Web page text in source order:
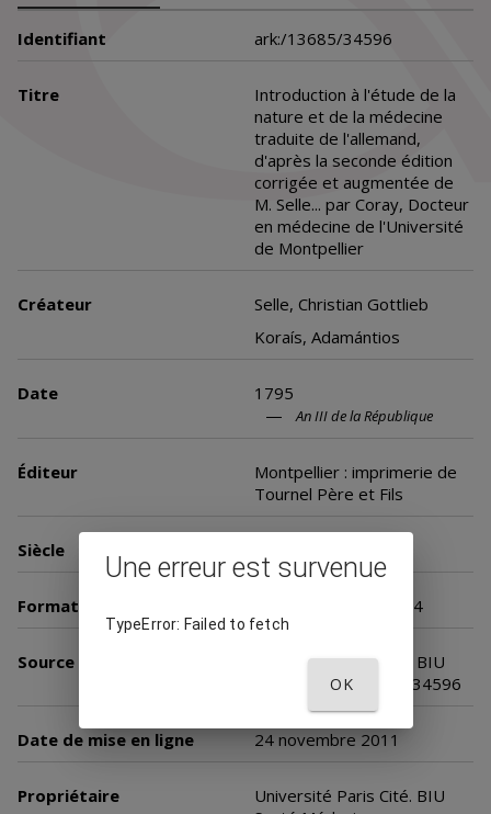
Identifiant ark:/13685/34596
Titre
Introduction à l'étude de la
nature et de la médecine
traduite de l'allemand,
d'après la seconde édition
corrigée et augmentée de
M. Selle... par Coray, Docteur
en médecine de l'Université
de Montpellier
Créateur
Selle, Christian Gottlieb
Koraís, Adamántios
Date 1795
An III de la République
Éditeur
Montpellier : imprimerie de
Tournel Père et Fils
Siècle
Format Nombre de vues : 344
Source
Université Paris Cité. BIU
Santé Médecine, inv. 34596
Date de mise en ligne 24 novembre 2011
Propriétaire
Université Paris Cité. BIU
Une erreur est survenue
TypeError: Failed to fetch
OK